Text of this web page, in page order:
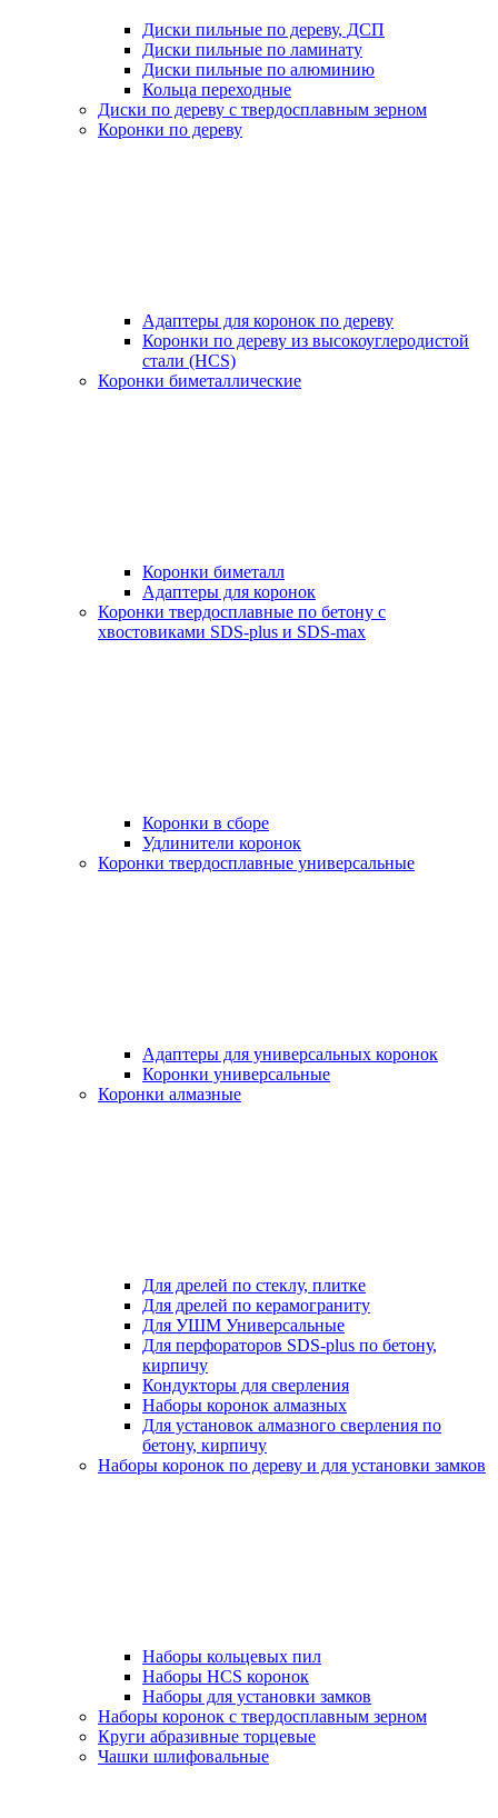
Диски пильные по дереву, ДСП
Диски пильные по ламинату
Диски пильные по алюминию
Кольца переходные
Диски по дереву с твердосплавным зерном
Коронки по дереву
Адаптеры для коронок по дереву
Коронки по дереву из высокоуглеродистой
стали (HCS)
Коронки биметаллические
Коронки биметалл
Адаптеры для коронок
Коронки твердосплавные по бетону с
хвостовиками SDS-plus и SDS-max
Коронки в сборе
Удлинители коронок
Коронки твердосплавные универсальные
Адаптеры для универсальных коронок
Коронки универсальные
Коронки алмазные
Для дрелей по стеклу, плитке
Для дрелей по керамограниту
Для УШМ Универсальные
Для перфораторов SDS-plus по бетону,
кирпичу
Кондукторы для сверления
Наборы коронок алмазных
Для установок алмазного сверления по
бетону, кирпичу
Наборы коронок по дереву и для установки замков
Наборы кольцевых пил
Наборы HCS коронок
Наборы для установки замков
Наборы коронок с твердосплавным зерном
Круги абразивные торцевые
Чашки шлифовальные